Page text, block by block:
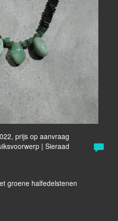
prijs op aanvraag
| Sieraad
groene halfedelstenen